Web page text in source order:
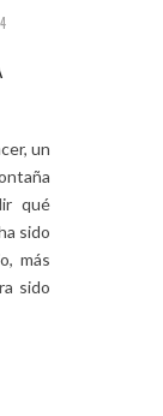
un
qué
sido
más
sido